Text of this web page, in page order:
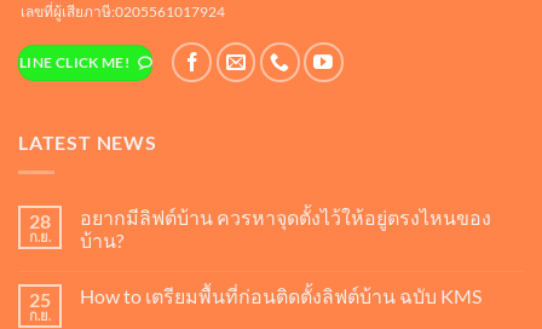
เลขที่ผู้เสียภาษี:0205561017924
LINE CLICK ME!
LATEST NEWS
28
ก.ย.
อยากมีลิฟต์บ้าน ควรหาจุดตั้งไว้ให้อยู่ตรงไหนของ
บ้าน?
เห็น
25
ก.ย.
How to เตรียมพื้นที่ก่อนติดตั้งลิฟต์บ้าน ฉบับ KMS